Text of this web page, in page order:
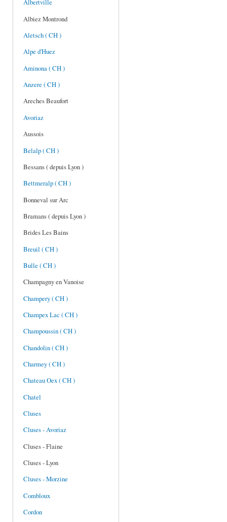
Albertville
Albiez Montrond
Aletsch ( CH )
Alpe d'Huez
Aminona ( CH )
Anzere ( CH )
Areches Beaufort
Avoriaz
Aussois
Belalp ( CH )
Bessans ( depuis Lyon )
Bettmeralp ( CH )
Bonneval sur Arc
Bramans ( depuis Lyon )
Brides Les Bains
Breuil ( CH )
Bulle ( CH )
Champagny en Vanoise
Champery ( CH )
Champex Lac ( CH )
Champoussin ( CH )
Chandolin ( CH )
Charmey ( CH )
Chateau Oex ( CH )
Chatel
Cluses
Cluses - Avoriaz
Cluses - Flaine
Cluses - Lyon
Cluses - Morzine
Combloux
Cordon